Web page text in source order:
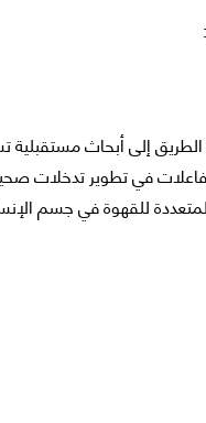
الطريق إلى أبحاث
في تطوير تدخلات
للقهوة في جسم